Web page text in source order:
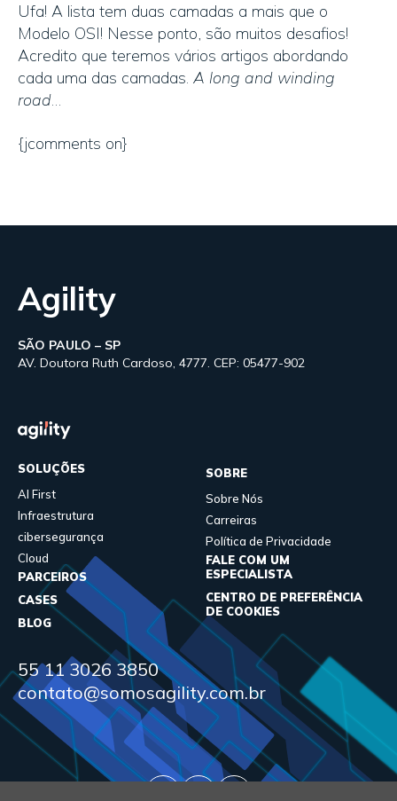
Ufa! A lista tem duas camadas a mais que o
Modelo OSI! Nesse ponto, são muitos desafios!
Acredito que teremos vários artigos abordando
cada uma das camadas. A long and winding
road…
{jcomments on}
Agility
SÃO PAULO – SP
AV. Doutora Ruth Cardoso, 4777. CEP: 05477-902
SOLUÇÕES
AI First
Infraestrutura
cibersegurança
Cloud
PARCEIROS
CASES
BLOG
SOBRE
Sobre Nós
Carreiras
Política de Privacidade
FALE COM UM
ESPECIALISTA
CENTRO DE PREFERÊNCIA
DE COOKIES
55 11 3026 3850
contato@somosagility.com.br